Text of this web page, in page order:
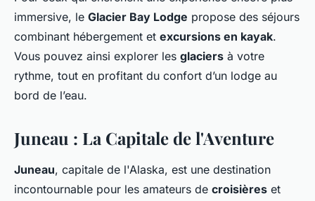
immersive, le Glacier Bay Lodge propose des séjours
combinant hébergement et excursions en kayak.
Vous pouvez ainsi explorer les glaciers à votre
rythme, tout en profitant du confort d’un lodge au
bord de l’eau.
Juneau : La Capitale de l'Aventure
Juneau, capitale de l'Alaska, est une destination
incontournable pour les amateurs de croisières et